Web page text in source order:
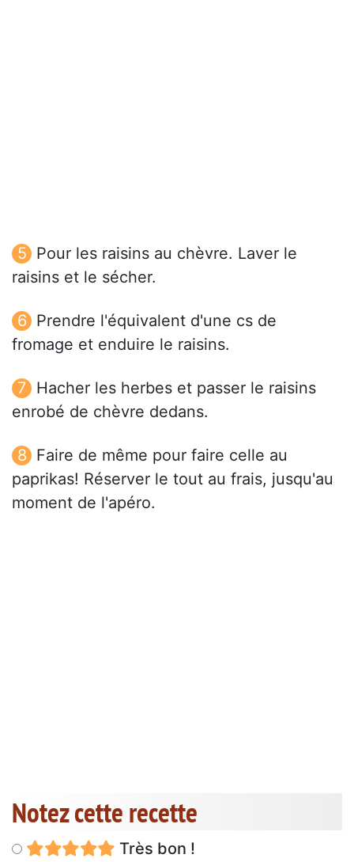
Pour les raisins au chèvre. Laver le
raisins et le sécher.
Prendre l'équivalent d'une cs de
fromage et enduire le raisins.
Hacher les herbes et passer le raisins
enrobé de chèvre dedans.
Faire de même pour faire celle au
paprikas! Réserver le tout au frais, jusqu'au
moment de l'apéro.
Notez cette recette
Très bon !